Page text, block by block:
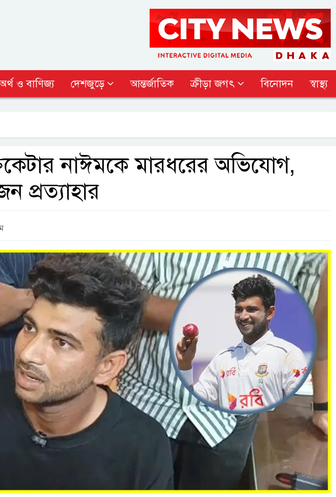
অর্থ ও বাণিজ্য দেশজুড়ে আন্তর্জাতিক ক্রীড়া জগৎ বিনোদন স্বাস্থ্য
নাঈমকে মারধরের অভিযোগ,